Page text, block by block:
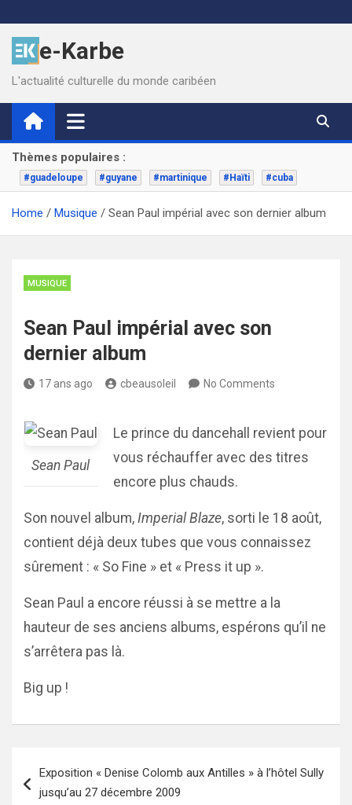
to
contente-Karbe
L'actualité culturelle du monde caribéen
Thèmes populaires :
#guadeloupe #guyane #martinique #Haïti #cuba
Home Musique Sean Paul impérial avec son dernier album
MUSIQUE
Sean Paul impérial avec son
dernier album
17 ans ago cbeausoleil No Comments
Sean Paul
Le prince du dancehall revient pour
vous réchauffer avec des titres
encore plus chauds.
Son nouvel album, Imperial Blaze, sorti le 18 août,
contient déjà deux tubes que vous connaissez
sûrement : « So Fine » et « Press it up ».
Sean Paul a encore réussi à se mettre a la
hauteur de ses anciens albums, espérons qu’il ne
s’arrêtera pas là.
Big up !
de
Exposition « Denise Colomb aux Antilles » à l’hôtel Sully
jusqu’au 27 décembre 2009